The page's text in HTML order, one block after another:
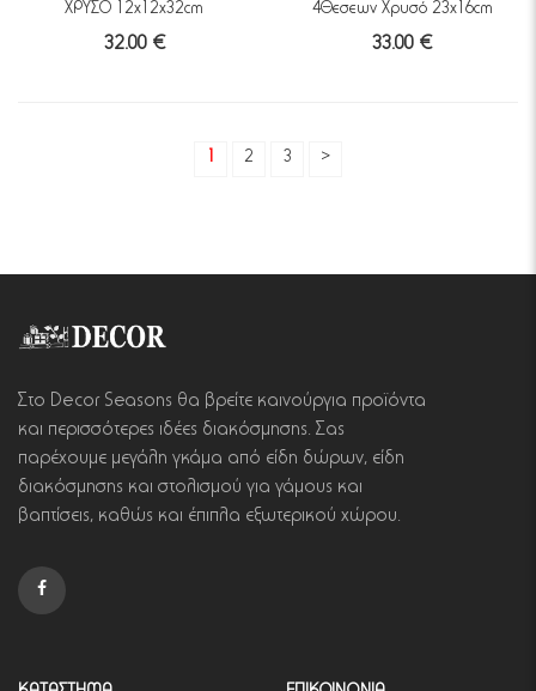
ΧΡΥΣΟ 12x12x32cm
32.00 €
4Θεσεων Χρυσό 23x16cm
33.00 €
1 2 3 >
Στο Decor Seasons θα βρείτε καινούργια προϊόντα
και περισσότερες ιδέες διακόσμησης. Σας
παρέχουμε μεγάλη γκάμα από είδη δώρων, είδη
διακόσμησης και στολισμού για γάμους και
βαπτίσεις, καθώς και έπιπλα εξωτερικού χώρου.